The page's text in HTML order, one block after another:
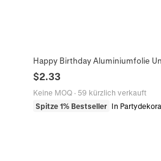
Happy Birthday Aluminiumfolie
$2.33
Keine MOQ· 59 kürzlich verkauft
Spitze 1% Bestseller In